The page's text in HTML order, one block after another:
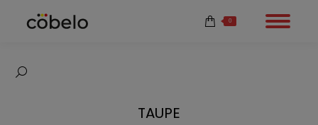
Recherche
0
TAUPE